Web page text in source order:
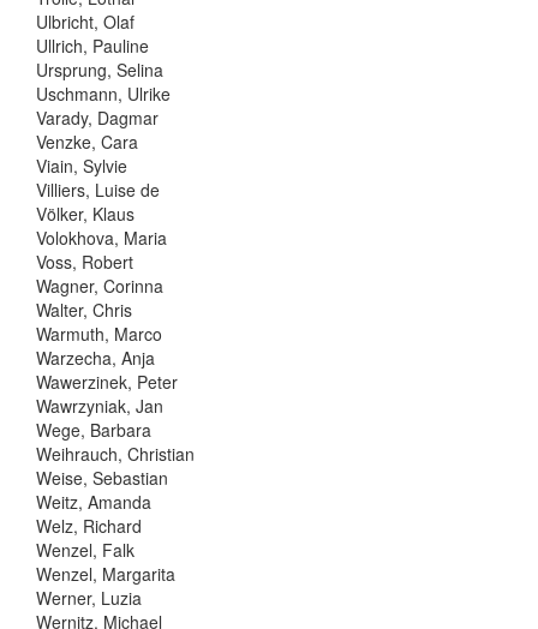
Ulbricht, Olaf
Ullrich, Pauline
Ursprung, Selina
Uschmann, Ulrike
Varady, Dagmar
Venzke, Cara
Viain, Sylvie
Villiers, Luise de
Völker, Klaus
Volokhova, Maria
Voss, Robert
Wagner, Corinna
Walter, Chris
Warmuth, Marco
Warzecha, Anja
Wawerzinek, Peter
Wawrzyniak, Jan
Wege, Barbara
Weihrauch, Christian
Weise, Sebastian
Weitz, Amanda
Welz, Richard
Wenzel, Falk
Wenzel, Margarita
Werner, Luzia
Wernitz, Michael